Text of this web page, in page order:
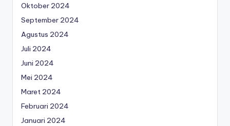
Oktober 2024
September 2024
Agustus 2024
Juli 2024
Juni 2024
Mei 2024
Maret 2024
Februari 2024
Januari 2024